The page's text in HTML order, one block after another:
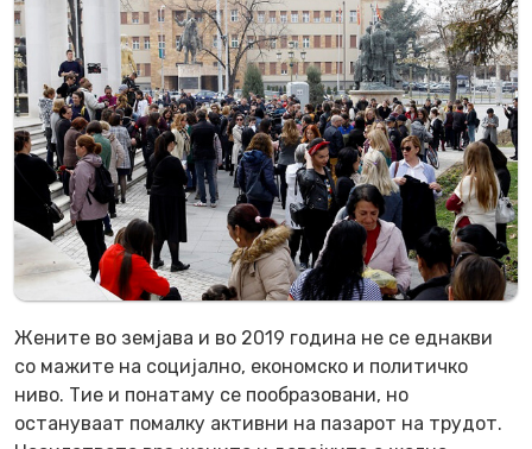
Жените во земјава и во 2019 година не се еднакви
со мажите на социјално, економско и политичко
ниво. Тие и понатаму се пообразовани, но
остануваат помалку активни на пазарот на трудот.